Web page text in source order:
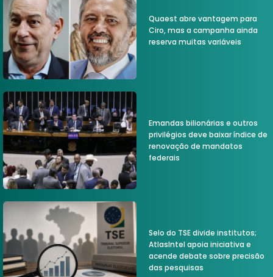
Quaest abre vantagem para
Ciro, mas a campanha ainda
reserva muitas variáveis
Emandas bilionárias e outros
privilégios deve baixar índice de
renovação de mandatos
federais
Selo do TSE divide institutos;
AtlasIntel apoia iniciativa e
acende debate sobre precisão
das pesquisas